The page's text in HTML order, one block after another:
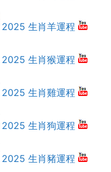
2025 生肖羊運程
2025 生肖猴運程
2025 生肖雞運程
2025 生肖狗運程
2025 生肖豬運程